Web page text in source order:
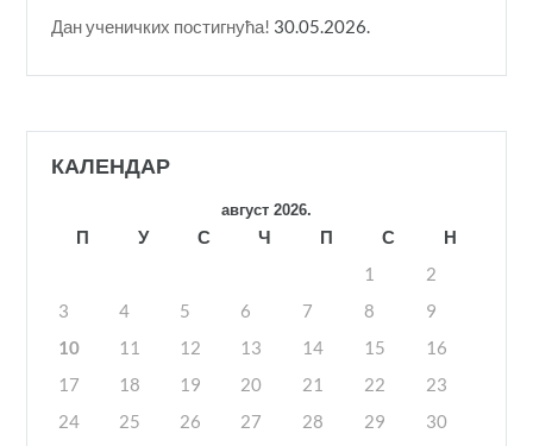
Дан ученичких постигнућа! 30.05.2026.
КАЛЕНДАР
август 2026.
П У С Ч П С
Н
1
2
3
4 5 6 7 8
9
10
11 12 13 14 15
16
17
18 19 20 21 22
23
24
25 26 27 28 29
30